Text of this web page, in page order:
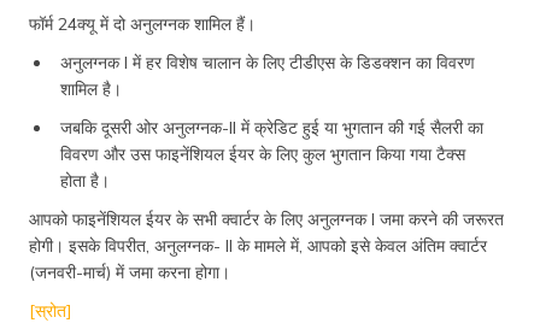
फॉर्म 24क्यू में दो अनुलग्नक शामिल हैं।
अनुलग्नक I में हर विशेष चालान के लिए टीडीएस के डिडक्शन का विवरण
शामिल है।
जबकि दूसरी ओर अनुलग्नक-II में क्रेडिट हुई या भुगतान की गई सैलरी का
विवरण और उस फाइनेंशियल ईयर के लिए कुल भुगतान किया गया टैक्स
होता है।
आपको फाइनेंशियल ईयर के सभी क्वार्टर के लिए अनुलग्नक I जमा करने की जरूरत
होगी। इसके विपरीत, अनुलग्नक- II के मामले में, आपको इसे केवल अंतिम क्वार्टर
(जनवरी-मार्च) में जमा करना होगा।
[स्रोत]